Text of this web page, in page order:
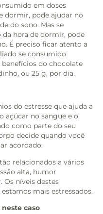
em doses
dormir, pode ajudar no
do sono. Mas se
hora de dormir, pode
É preciso ficar atento a
se consumido
do chocolate
ou 25 g, por dia.
do estresse que ajuda a
açúcar no sangue e o
como parte do seu
decide quando você
acordado.
relacionados a vários
alta, humor
Os níveis destes
mais estressados.
caso